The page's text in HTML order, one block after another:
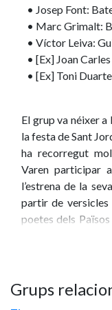
• Josep Font:
• Marc Grimalt:
• Víctor Leiva:
• [Ex] Joan
• [Ex] Toni
El grup va néixer a
la festa de Sant
ha recorregut
Varen participar
l’estrena de la
partir de versicles
poetes dels
cançons són
compta amb la
entre d'altres, ha
Grups